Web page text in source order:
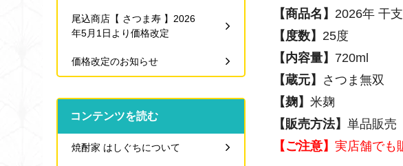
【商品名】 2026年 干
【度数】 25度
【内容量】 720ml
【蔵元】 さつま無双
【麹】 米麹
【販売方法】 単品販売
【ご注意】 実店舗でも
尾込商店【 さつま寿 】2026
年5月1日より価格改定
価格改定のお知らせ
コンテンツを読む
焼酎家 はしぐちについて